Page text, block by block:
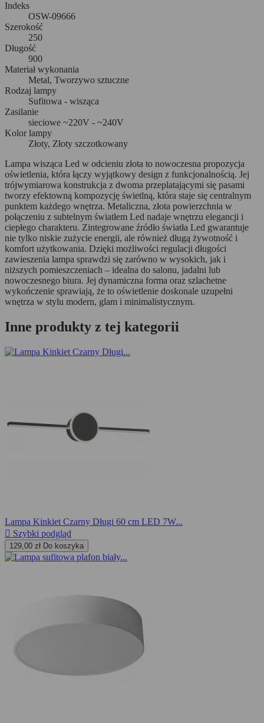
Indeks
OSW-09666
Szerokość
250
Długość
900
Materiał wykonania
Metal, Tworzywo sztuczne
Rodzaj lampy
Sufitowa - wisząca
Zasilanie
sieciowe ~220V - ~240V
Kolor lampy
Złoty, Złoty szczotkowany
Lampa wisząca Led w odcieniu złota to nowoczesna propozycja
oświetlenia, która łączy wyjątkowy design z funkcjonalnością. Jej
trójwymiarowa konstrukcja z dwoma przeplatającymi się pasami
tworzy efektowną kompozycję świetlną, która staje się centralnym
punktem każdego wnętrza. Metaliczna, złota powierzchnia w
połączeniu z subtelnym światłem Led nadaje wnętrzu elegancji i
ciepłego charakteru. Zintegrowane źródło światła Led gwarantuje
nie tylko niskie zużycie energii, ale również długą żywotność i
komfort użytkowania. Dzięki możliwości regulacji długości
zawieszenia lampa sprawdzi się zarówno w wysokich, jak i
niższych pomieszczeniach – idealna do salonu, jadalni lub
nowoczesnego biura. Jej dynamiczna forma oraz szlachetne
wykończenie sprawiają, że to oświetlenie doskonale uzupełni
wnętrza w stylu modern, glam i minimalistycznym.
Inne produkty z tej kategorii
Lampa Kinkiet Czarny Długi 60 cm LED 7W...
 Szybki podgląd
129,00 zł Do koszyka